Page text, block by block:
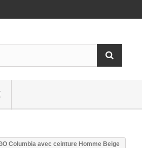
Columbia avec ceinture Homme Beige